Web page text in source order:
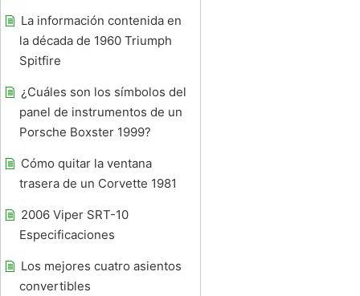
La información contenida en
la década de 1960 Triumph
Spitfire
¿Cuáles son los símbolos del
panel de instrumentos de un
Porsche Boxster 1999?
Cómo quitar la ventana
trasera de un Corvette 1981
2006 Viper SRT-10
Especificaciones
Los mejores cuatro asientos
convertibles